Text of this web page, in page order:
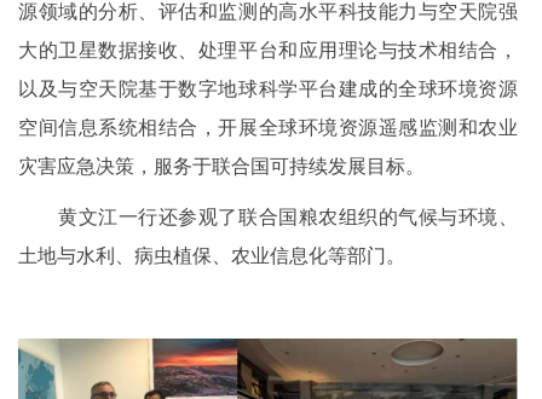
源领域的分析、评估和监测的高水平科技能力与空天院强
大的卫星数据接收、处理平台和应用理论与技术相结合，
以及与空天院基于数字地球科学平台建成的全球环境资源
空间信息系统相结合，开展全球环境资源遥感监测和农业
灾害应急决策，服务于联合国可持续发展目标。
黄文江一行还参观了联合国粮农组织的气候与环境、
土地与水利、病虫植保、农业信息化等部门。